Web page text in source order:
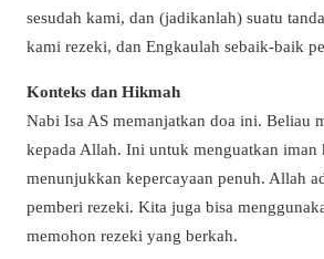
sesudah kami, dan (jadikanlah) suatu
kami rezeki, dan Engkaulah sebaik-baik
Konteks dan Hikmah
Nabi Isa AS memanjatkan doa ini. Beliau
kepada Allah. Ini untuk menguatkan
menunjukkan kepercayaan penuh. Allah
pemberi rezeki. Kita juga bisa
memohon rezeki yang berkah.